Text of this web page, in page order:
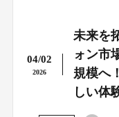
04/02
2026
未来を
ォン市
規模へ
しい体